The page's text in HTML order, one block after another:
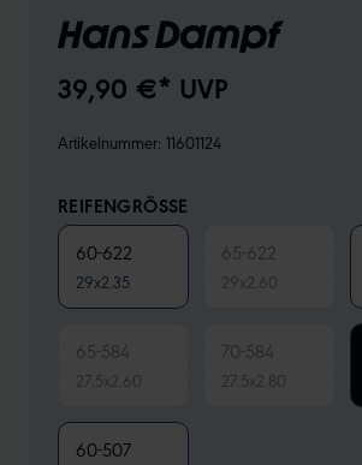
Hans Dampf
39,90 €* UVP
Artikelnummer: 11601124
REIFENGRÖSSE
60-622
29x2.35
65-622
29x2.60
65-584
27.5x2.60
70-584
27.5x2.80
60-507